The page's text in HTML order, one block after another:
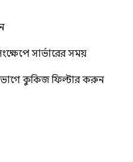
সার্ভারের সময়
কুকিজ ফিল্টার করুন